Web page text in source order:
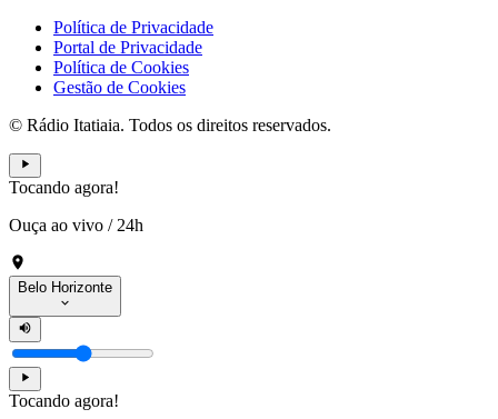
Política de Privacidade
Portal de Privacidade
Política de Cookies
Gestão de Cookies
© Rádio Itatiaia. Todos os direitos reservados.
Tocando agora!
Ouça ao vivo / 24h
Belo Horizonte
Tocando agora!